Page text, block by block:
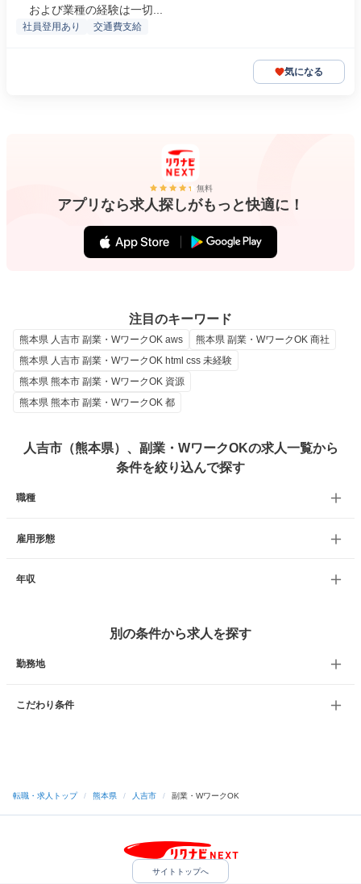
および業種の経験は一切...
社員登用あり 交通費支給
気になる
無料
アプリなら求人探しがもっと快適に！
注目のキーワード
熊本県 人吉市 副業・WワークOK aws
熊本県 副業・WワークOK 商社
熊本県 人吉市 副業・WワークOK html css 未経験
熊本県 熊本市 副業・WワークOK 資源
熊本県 熊本市 副業・WワークOK 都
人吉市（熊本県）、副業・WワークOKの求人一覧から
条件を絞り込んで探す
職種
雇用形態
年収
別の条件から求人を探す
勤務地
こだわり条件
転職・求人トップ / 熊本県 / 人吉市 / 副業・WワークOK
サイトトップへ